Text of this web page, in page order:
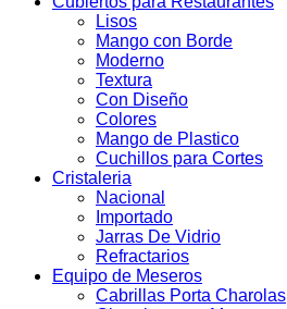
Lisos
Mango con Borde
Moderno
Textura
Con Diseño
Colores
Mango de Plastico
Cuchillos para Cortes
Cristaleria
Nacional
Importado
Jarras De Vidrio
Refractarios
Equipo de Meseros
Cabrillas Porta Charolas